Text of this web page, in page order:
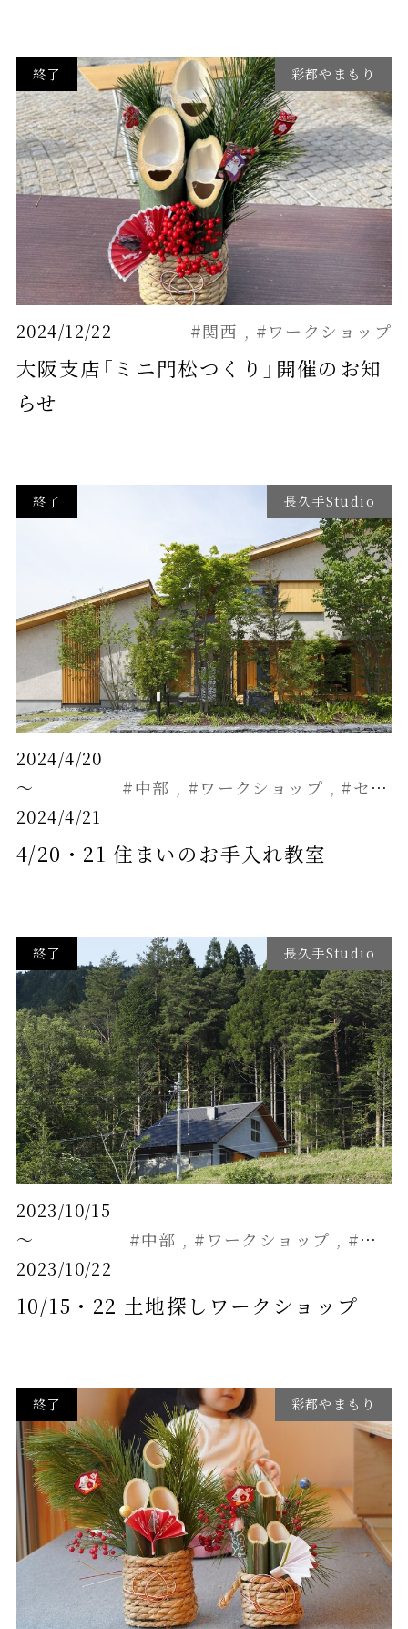
終了 彩都やまもり
2024/12/22 #関西 #ワークショップ
大阪支店「ミニ門松つくり」開催のお知
らせ
終了 長久手Studio
2024/4/20
～
2024/4/21
#中部 #ワークショップ #セミナー
4/20・21 住まいのお手入れ教室
終了 長久手Studio
2023/10/15
～
2023/10/22
#中部 #ワークショップ #セミナー
10/15・22 土地探しワークショップ
終了 彩都やまもり